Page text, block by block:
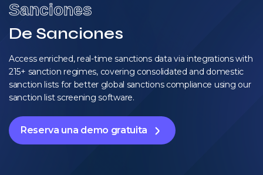
Sanciones
De Sanciones
Access enriched, real-time sanctions data via integrations with
215+ sanction regimes, covering consolidated and domestic
sanction lists for better global sanctions compliance using our
sanction list screening software.
Reserva una demo gratuita